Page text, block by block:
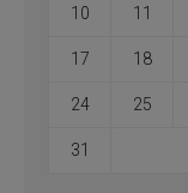
10 11
17 18
24 25
31